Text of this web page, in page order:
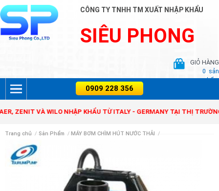
CÔNG TY TNHH TM XUẤT NHẬP KHẨU
SIÊU PHONG
GIỎ HÀNG
0 sản
phẩm
VÀ WILO NHẬP KHẨU TỪ ITALY - GERMANY TẠI THỊ TRƯỜNG VIỆT
Trang chủ / Sản Phẩm / MÁY BƠM CHÌM HÚT NƯỚC THẢI /